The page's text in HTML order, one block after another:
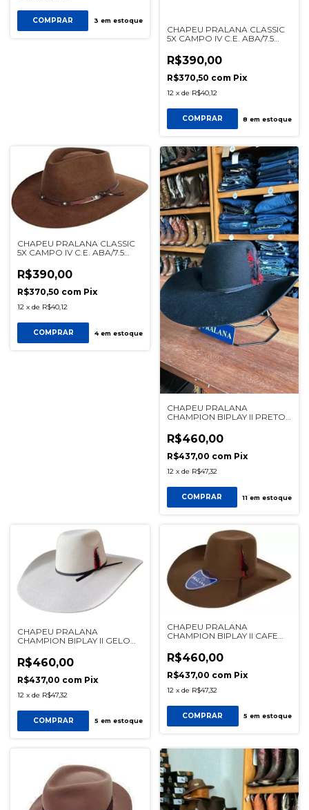
COMPRAR 3 em estoque
CHAPEU PRALANA CLASSIC
5X CAMPO IV C.E. ABA/7.5
R$390,00
R$370,50 com Pix
12 x de R$40,12
COMPRAR 8 em estoque
CHAPEU PRALANA CLASSIC
5X CAMPO IV C.E. ABA/7.5
R$390,00
R$370,50 com Pix
12 x de R$40,12
COMPRAR 4em estoque
CHAPEU PRALANA
CHAMPION BIPLAY II PRETO
R$460,00
R$437,00 com Pix
12 x de R$47,32
COMPRAR 11 em estoque
CHAPEU PRALANA
CHAMPION BIPLAY II GELO
R$460,00
R$437,00 com Pix
12 x de R$47,32
COMPRAR 5 em estoque
CHAPEU PRALANA
CHAMPION BIPLAY II CAFE
R$460,00
R$437,00 com Pix
12 x de R$47,32
COMPRAR 5 em estoque